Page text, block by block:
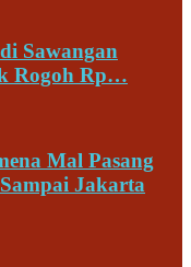
Sawangan
Rogoh Rp…
Mal Pasang
Jakarta